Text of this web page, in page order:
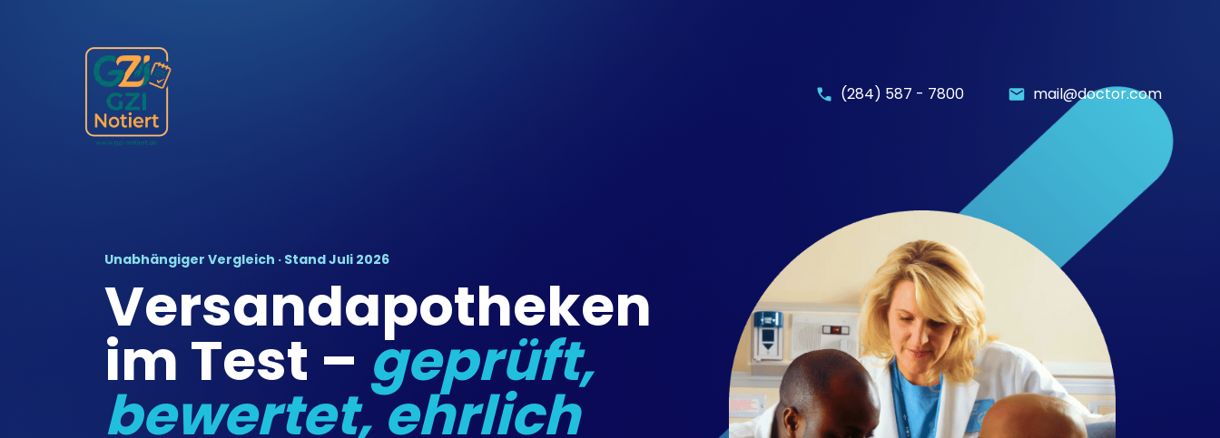
(284) 587 - 7800 mail@doctor.com
Unabhängiger Vergleich · Stand Juli 2026
Versandapotheken
im Test – geprüft,
bewertet, ehrlich